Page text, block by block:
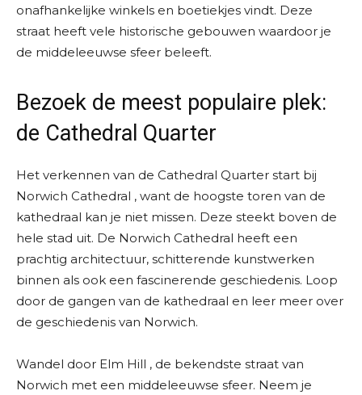
onafhankelijke winkels en boetiekjes vindt. Deze
straat heeft vele historische gebouwen waardoor je
de middeleeuwse sfeer beleeft.
Bezoek de meest populaire plek:
de Cathedral Quarter
Het verkennen van de Cathedral Quarter start bij
Norwich Cathedral , want de hoogste toren van de
kathedraal kan je niet missen. Deze steekt boven de
hele stad uit. De Norwich Cathedral heeft een
prachtig architectuur, schitterende kunstwerken
binnen als ook een fascinerende geschiedenis. Loop
door de gangen van de kathedraal en leer meer over
de geschiedenis van Norwich.
Wandel door Elm Hill , de bekendste straat van
Norwich met een middeleeuwse sfeer. Neem je